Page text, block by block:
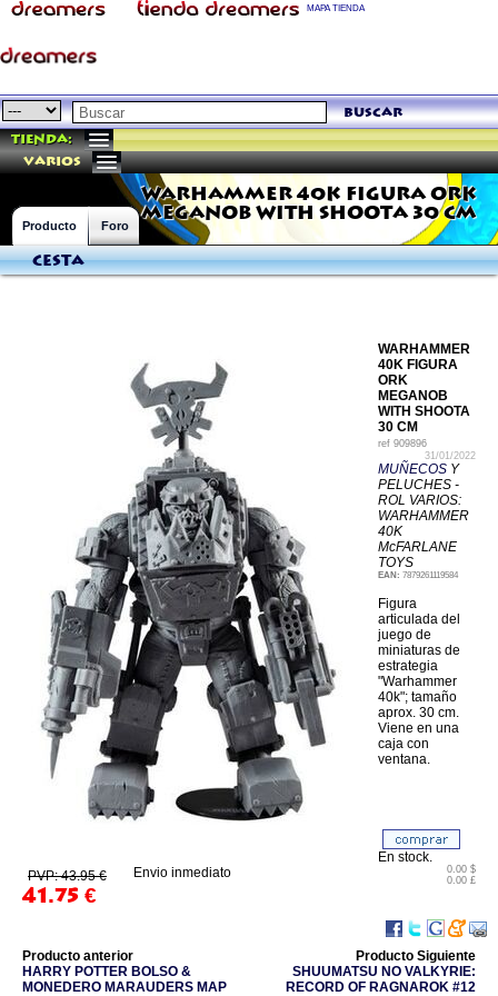
MAPA TIENDA
buscar
Tienda:
varios
WARHAMMER 40K FIGURA ORK
MEGANOB WITH SHOOTA 30 CM
Producto Foro
Cesta
WARHAMMER
40K FIGURA
ORK
MEGANOB
WITH SHOOTA
30 CM
ref 909896
31/01/2022
MUÑECOS Y
PELUCHES -
ROL VARIOS:
WARHAMMER
40K
McFARLANE
TOYS
EAN: 7879261119584
Figura
articulada del
juego de
miniaturas de
estrategia
"Warhammer
40k"; tamaño
aprox. 30 cm.
Viene en una
caja con
ventana.
PVP: 43.95 €
41.75 €
0.00 $
0.00 £
En stock.
Envio inmediato
Producto anterior
HARRY POTTER BOLSO &
MONEDERO MARAUDERS MAP
Producto Siguiente
SHUUMATSU NO VALKYRIE:
RECORD OF RAGNAROK #12